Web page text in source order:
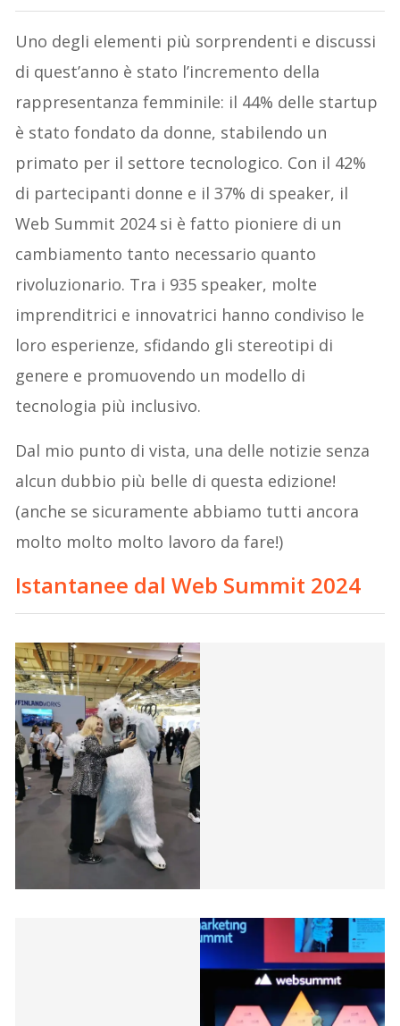
Uno degli elementi più sorprendenti e discussi
di quest’anno è stato l’incremento della
rappresentanza femminile: il 44% delle startup
è stato fondato da donne, stabilendo un
primato per il settore tecnologico. Con il 42%
di partecipanti donne e il 37% di speaker, il
Web Summit 2024 si è fatto pioniere di un
cambiamento tanto necessario quanto
rivoluzionario. Tra i 935 speaker, molte
imprenditrici e innovatrici hanno condiviso le
loro esperienze, sfidando gli stereotipi di
genere e promuovendo un modello di
tecnologia più inclusivo.
Dal mio punto di vista, una delle notizie senza
alcun dubbio più belle di questa edizione!
(anche se sicuramente abbiamo tutti ancora
molto molto molto lavoro da fare!)
Istantanee dal Web Summit 2024